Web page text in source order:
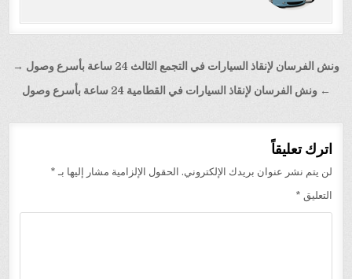
تصفّح
المقالات
ونش الفرسان لإنقاذ السيارات في التجمع الثالث 24 ساعة بأسرع وصول →
← ونش الفرسان لإنقاذ السيارات في القطامية 24 ساعة بأسرع وصول
اترك تعليقاً
لن يتم نشر عنوان بريدك الإلكتروني. الحقول الإلزامية مشار إليها بـ *
التعليق *